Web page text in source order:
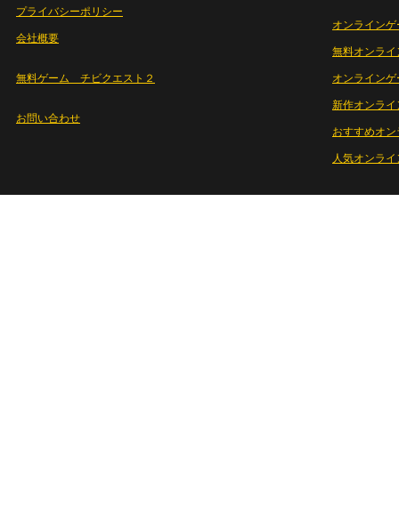
プライバシーポリシー
会社概要
無料ゲーム チビクエスト２
お問い合わせ
オンラインゲ
無料オンライ
オンライン
新作オンライ
おすすめオ
人気オンラ